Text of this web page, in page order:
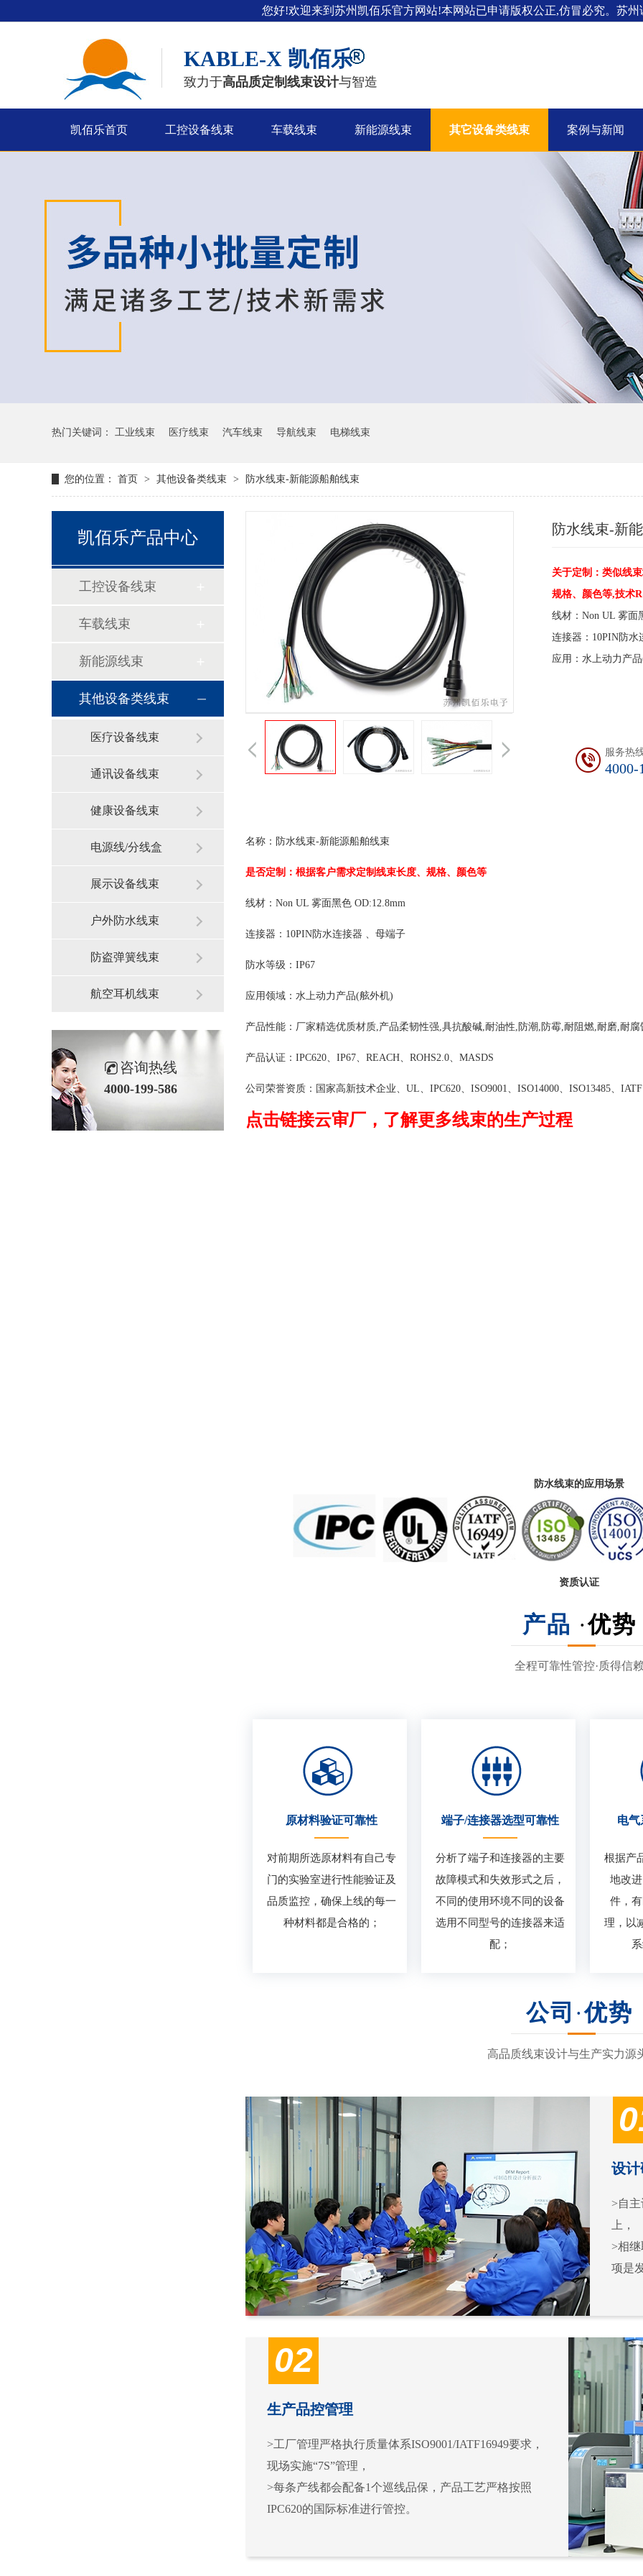
您好!欢迎来到苏州凯佰乐官方网站!本网站已申请版权公正,仿冒必究。苏州
KABLE-X 凯佰乐
致力于高品质定制线束设计与智造
凯佰乐首页 工控设备线束 车载线束 新能源线束 其它设备类线束 案例与新闻
热门关键词： 工业线束 医疗线束 汽车线束 导航线束 电梯线束
您的位置： 首页 > 其他设备类线束 > 防水线束-新能源船舶线束
防水线束-新
关于定制：类似线
规格、颜色等,技术
线材：Non UL 雾
连接器：10PIN防
应用：水上动力产
服务热
4000-
名称：防水线束-新能
是否定制：根据客户需求定制线束长度、规格、颜色等
线材：Non UL 雾面黑色
连接器：10PIN防水连接器 、母端子
防水等级：IP67 绝缘阻抗
应用领域：水上动力产品(
产品性能：厂家精选优质材质,产品柔韧性强,具抗酸碱,耐油性,防潮,防霉,耐阻燃,耐磨,耐
产品认证：IPC620、IP67、REACH、ROHS2.0、MASDS
公司荣誉资质：国家高新技术企业、UL、IPC620、ISO9001、ISO14000、ISO13485、
点击链接云审厂，了解更多线束的生产过程
防水线束的应用场景
资质认证
产品 ·优势
全程可靠性管控·质得信
原材料验证可靠性
对前期所选原材料有自己专
门的实验室进行性能验证及
品质监控，确保上线的每一
种材料都是合格的；
端子/连接器选型可靠性
分析了端子和连接器的主要
故障模式和失效形式之后，
不同的使用环境不同的设备
选用不同型号的连接器来适
配；
电气
根据产
地改
件，
理，以
公司 ·优势
高品质线束设计与生产实力源
设
>自
上，
>相
项是
02
生产品控管理
>工厂管理严格执行质量体系ISO9001/IATF16949要求，
现场实施“7S”管理，
>每条产线都会配备1个巡线品保，产品工艺严格按照
IPC620的国际标准进行管控。
凯佰乐产品中心
工控设备线束
车载线束
新能源线束
其他设备类线束
医疗设备线束
通讯设备线束
健康设备线束
电源线/分线盒
展示设备线束
户外防水线束
防盗弹簧线束
航空耳机线束
咨询热线
4000-199-586